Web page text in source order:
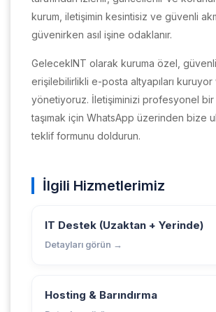
kurum, iletişimin kesintisiz ve güvenli
güvenirken asıl işine odaklanır.
GelecekINT olarak kuruma özel,
erişilebilirlikli e-posta altyapıları kuruyor
yönetiyoruz. İletişiminizi profesyonel bir
taşımak için WhatsApp üzerinden bize
teklif formunu doldurun.
İlgili Hizmetlerimiz
IT Destek (Uzaktan + Yerinde)
Detayları görün →
Hosting & Barındırma